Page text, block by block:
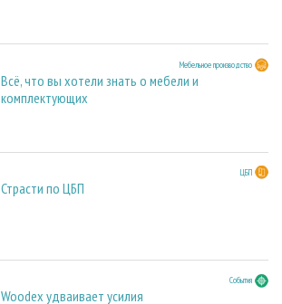
Мебельное производство
Всё, что вы хотели знать о мебели и
комплектующих
ЦБП
Страсти по ЦБП
События
Woodex удваивает усилия